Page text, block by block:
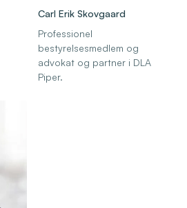
Carl Erik Skovgaard
Professionel
bestyrelsesmedlem og
advokat og partner i DLA
Piper.